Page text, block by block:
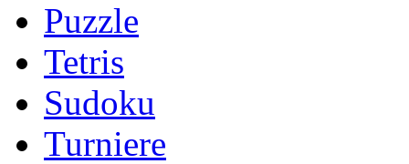
Puzzle
Tetris
Sudoku
Turniere